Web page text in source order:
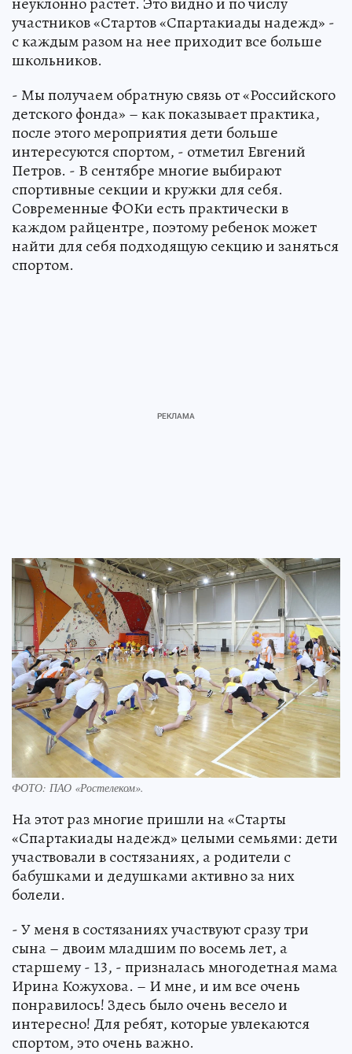
участников «Стартов «Спартакиады надежд» -
с каждым разом на нее приходит все больше
школьников.
- Мы получаем обратную связь от «Российского
детского фонда» – как показывает практика,
после этого мероприятия дети больше
интересуются спортом, - отметил Евгений
Петров. - В сентябре многие выбирают
спортивные секции и кружки для себя.
Современные ФОКи есть практически в
каждом райцентре, поэтому ребенок может
найти для себя подходящую секцию и заняться
спортом.
ФОТО: ПАО «Ростелеком».
На этот раз многие пришли на «Старты
«Спартакиады надежд» целыми семьями: дети
участвовали в состязаниях, а родители с
бабушками и дедушками активно за них
болели.
- У меня в состязаниях участвуют сразу три
сына – двоим младшим по восемь лет, а
старшему - 13, - призналась многодетная мама
Ирина Кожухова. – И мне, и им все очень
понравилось! Здесь было очень весело и
интересно! Для ребят, которые увлекаются
спортом, это очень важно.